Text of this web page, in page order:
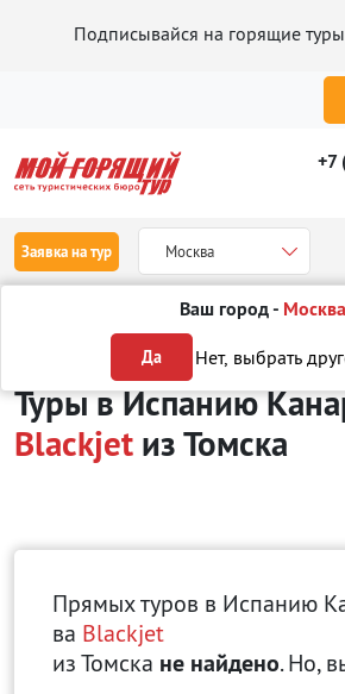
Подписывайся на горящие
+7
Заявка на тур Москва
Ваш город - Москва
Да Нет, выбрать
Отдых в Испании
Туры в Испанию
Blackjet из Томска
Прямых туров в Испанию
ва Blackjet
из Томска не найдено. Но,